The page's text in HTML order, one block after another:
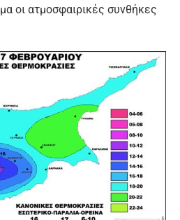
οι ατμοσφαιρικές συνθήκες